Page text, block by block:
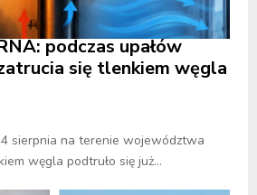
podczas upałów
się tlenkiem węgla
sierpnia na terenie województwa
węgla podtruło się już...